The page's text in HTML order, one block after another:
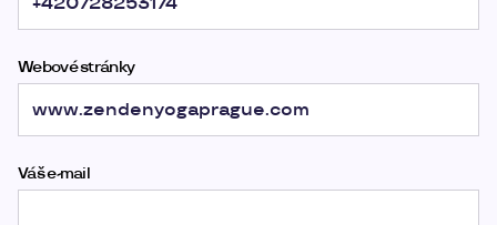
Webové stránky
Váš e-mail